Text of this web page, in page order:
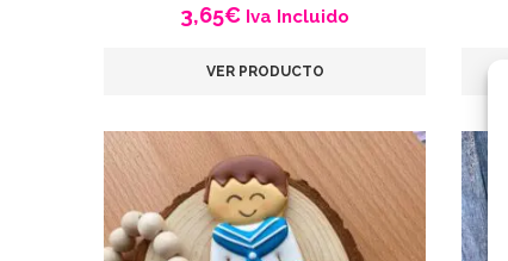
3,65€ Iva Incluido
VER PRODUCTO